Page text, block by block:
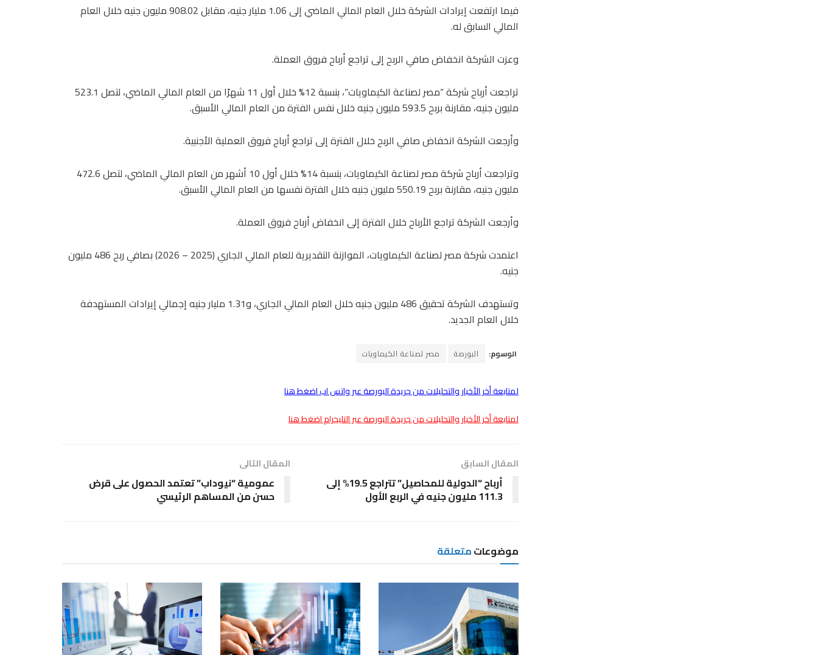
فيما ارتفعت إيرادات الشركة خلال العام المالي الماضي إلى 1.06 مليار جنيه، مقابل 908.02 مليون جنيه خلال العام
المالي السابق له.
وعزت الشركة انخفاض صافي الربح إلى تراجع أرباح فروق العملة.
تراجعت أرباح شركة “مصر لصناعة الكيماويات”، بنسبة 12% خلال أول 11 شهرًا من العام المالي الماضي، لتصل 523.1
مليون جنيه، مقارنة بربح 593.5 مليون جنيه خلال نفس الفترة من العام المالي الأسبق.
وأرجعت الشركة انخفاض صافي الربح خلال الفترة إلى تراجع أرباح فروق العملية الأجنبية.
وتراجعت أرباح شركة مصر لصناعة الكيماويات، بنسبة 14% خلال أول 10 أشهر من العام المالي الماضي، لتصل 472.6
مليون جنيه، مقارنة بربح 550.19 مليون جنيه خلال الفترة نفسها من العام المالي الأسبق.
وأرجعت الشركة تراجع الأرباح خلال الفترة إلى انخفاض أرباح فروق العملة.
اعتمدت شركة مصر لصناعة الكيماويات، الموازنة التقديرية للعام المالي الجاري (2025 – 2026) بصافي ربح 486 مليون
جنيه.
وتستهدف الشركة تحقيق 486 مليون جنيه خلال العام المالي الجاري، و1.31 مليار جنيه إجمالي إيرادات المستهدفة
خلال العام الجديد.
الوسوم: البورصة مصر لصناعة الكيماويات
لمتابعة أخر الأخبار والتحليلات من جريدة البورصة عبر واتس اب اضغط هنا
لمتابعة أخر الأخبار والتحليلات من جريدة البورصة عبر التليجرام اضغط هنا
المقال السابق
أرباح “الدولية للمحاصيل” تتراجع 19.5% إلى
111.3 مليون جنيه في الربع الأول
المقال التالى
عمومية “نيوداب” تعتمد الحصول على قرض
حسن من المساهم الرئيسي
موضوعاتمتعلقة